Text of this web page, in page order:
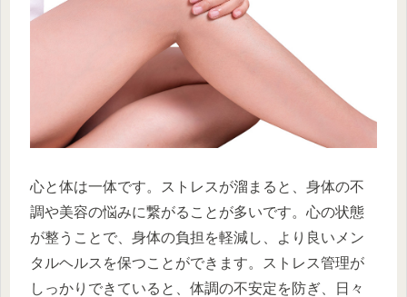
心と体は一体です。ストレスが溜まると、身体の不
調や美容の悩みに繋がることが多いです。心の状態
が整うことで、身体の負担を軽減し、より良いメン
タルヘルスを保つことができます。ストレス管理が
しっかりできていると、体調の不安定を防ぎ、日々